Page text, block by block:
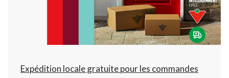
Ouvert,
Fermeture
à
22:00
changer
Expédition locale gratuite pour les commandes